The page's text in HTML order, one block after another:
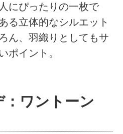
にぴったりの一枚で
る立体的なシルエット
ん、羽織りとしてもサ
ポイント。
ワントーン